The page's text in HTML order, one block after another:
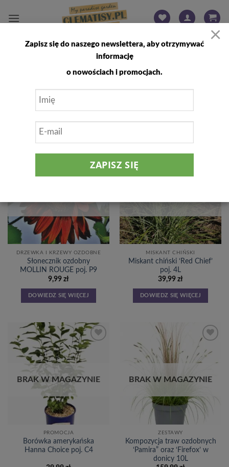
STRONA GŁÓWNA SKLEP
FILTRUJ
Dodaj
DRZEWKA I KRZEWY OZDOBNE
Słonecznik ozdobny
MOLLIN ROUGE poj. P9
9,99 zł
DOWIEDZ SIĘ WIĘCEJ
MISKANT CHIŃSKI
Miskant chiński ‘Red Chief’
poj. 4L
39,99 zł
DOWIEDZ SIĘ WIĘCEJ
Dodaj
BRAK W MAGAZYNIE
PROMOCJA
Borówka amerykańska
Hanna Choice poj. C4
do
BRAK W MAGAZYNIE
ZESTAWY
Kompozycja traw ozdobnych
‘Pamira” oraz ‘Firefox’ w
donicy 10L
×
Zapisz się do naszego newslettera, aby otrzymywać
informację
o nowościach i promocjach.